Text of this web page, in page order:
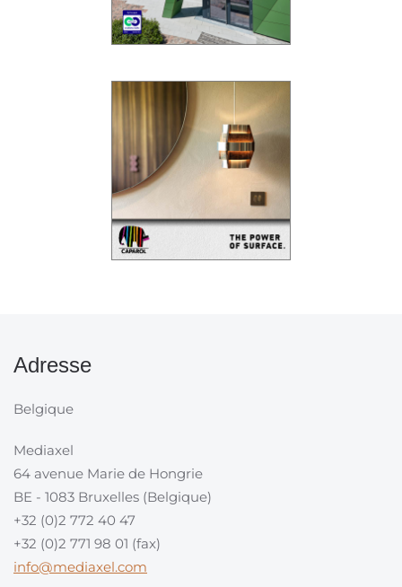
Adresse
Belgique
Mediaxel
64 avenue Marie de Hongrie
BE - 1083 Bruxelles (Belgique)
+32 (0)2 772 40 47
+32 (0)2 771 98 01 (fax)
info@mediaxel.com